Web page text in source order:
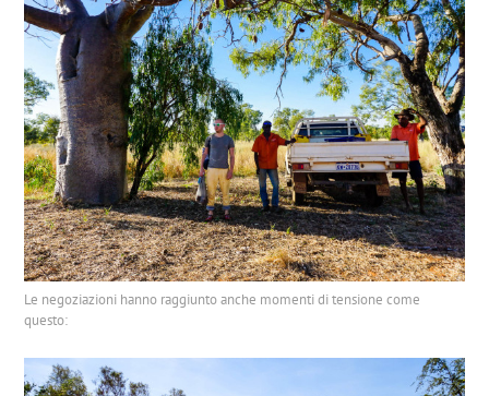
Le negoziazioni hanno raggiunto anche momenti di tensione come
questo: